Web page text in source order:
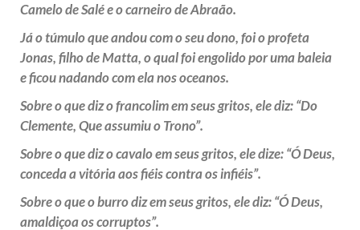
Camelo de Salé e o carneiro de Abraão.
Já o túmulo que andou com o seu dono, foi o profeta
Jonas, filho de Matta, o qual foi engolido por uma baleia
e ficou nadando com ela nos oceanos.
Sobre o que diz o francolim em seusgritos, ele diz: “Do
Clemente, Que assumiu o Trono”.
Sobre o que diz o cavalo em seus gritos, ele dize: “Ó Deus,
conceda a vitória aos fiéis contra os infiéis”.
Sobre o que o burro diz em seus gritos, ele diz: “Ó Deus,
amaldiçoa os corruptos”.